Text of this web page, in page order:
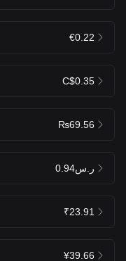
€0.22
C$0.35
₨69.56
ر.س0.94
₹23.91
¥39.66